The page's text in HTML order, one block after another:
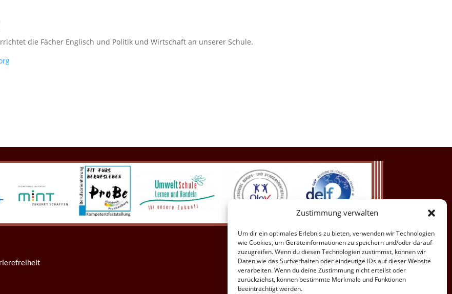
Zustimmung verwalten
Um dir ein optimales Erlebnis zu bieten, verwenden wir Technologien
wie Cookies, um Geräteinformationen zu speichern und/oder darauf
zuzugreifen. Wenn du diesen Technologien zustimmst, können wir
Daten wie das Surfverhalten oder eindeutige IDs auf dieser Website
verarbeiten. Wenn du deine Zustimmung nicht erteilst oder
zurückziehst, können bestimmte Merkmale und Funktionen
beeinträchtigt werden.
die Fächer Englisch und Politik und Wirtschaft an unserer Schule.